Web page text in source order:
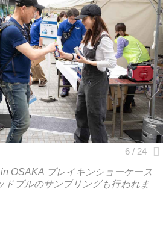
OSAKA ブレイキンショーケース
ドブルのサンプリングも行われま